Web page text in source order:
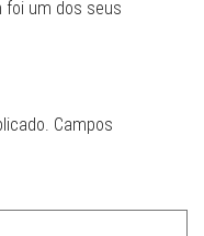
foi um dos seus
Campos